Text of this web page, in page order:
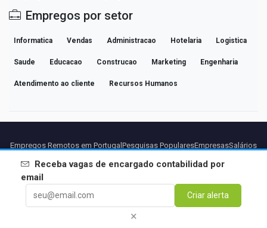
Empregos por setor
Informatica Vendas Administracao Hotelaria Logistica
Saude Educacao Construcao Marketing Engenharia
Atendimento ao cliente Recursos Humanos
Receba vagas de encargado contabilidad por
email
Criar alerta
×
Empregos Remotos em Portugal Pesquisas PopularesEmpresasSalários
ParceirosAviso legalPrivacidadeTermosTermos Premium
Cancelar Premium
Contato
© 2026 BEBEE PLATFORM SL - ID ESB84471838